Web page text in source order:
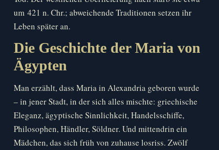
um 421 n. Chr.; abweichende Traditionen setzen ihr
Leben später an.
Die Geschichte der Maria von
Ägypten
Man erzählt, dass Maria in Alexandria geboren wurde
– in jener Stadt, in der sich alles mischte: griechische
Eleganz, ägyptische Sinnlichkeit, Handelsschiffe,
Philosophen, Händler, Söldner. Und mittendrin ein
Mädchen, das sich früh von zuhause losriss. Zwölf